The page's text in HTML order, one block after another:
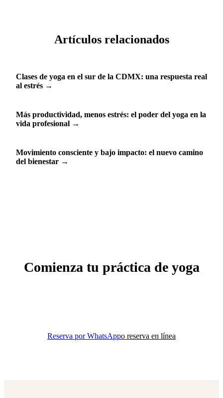
Artículos relacionados
Clases de yoga en el sur de la CDMX: una respuesta real
al estrés →
Más productividad, menos estrés: el poder del yoga en la
vida profesional →
Movimiento consciente y bajo impacto: el nuevo camino
del bienestar →
Comienza tu práctica de yoga
Reserva por WhatsAppo reserva en línea